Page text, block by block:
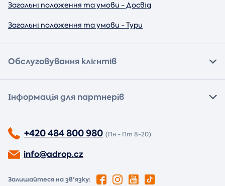
Загальні положення та умови - Досвід
Загальні положення та умови - Тури
Обслуговування клієнтів
Інформація для партнерів
+420 484 800 980 (Пн - Пт 8-20)
info@adrop.cz
Залишайтеся на зв'язку: